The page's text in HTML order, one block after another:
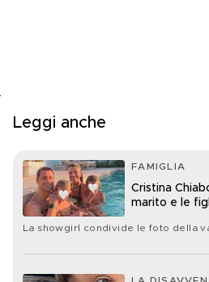
Leggi anche
FAMIGLIA
Cristina
marito e le
La showgirl condivide le foto della